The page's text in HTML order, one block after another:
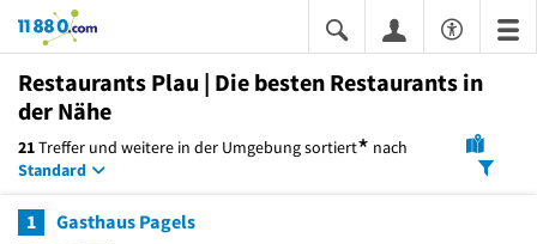
11880.com
Restaurants Plau | Die besten Restaurants in
der Nähe
21Treffer und weitere in der Umgebungsortiert* nach
Standard
1 Gasthaus Pagels